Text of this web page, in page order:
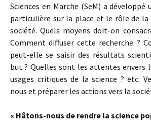
Sciences en Marche (SeM) a
particulière sur la place et le rôle de la
société. Quels moyens doit-on
Comment diffuser cette recherche ?
peut-elle se saisir des résultats
but ? Quelles sont les attentes envers
usages critiques de la science ? etc.
nous et préparer les actions vers la
« Hâtons-nous de rendre la science